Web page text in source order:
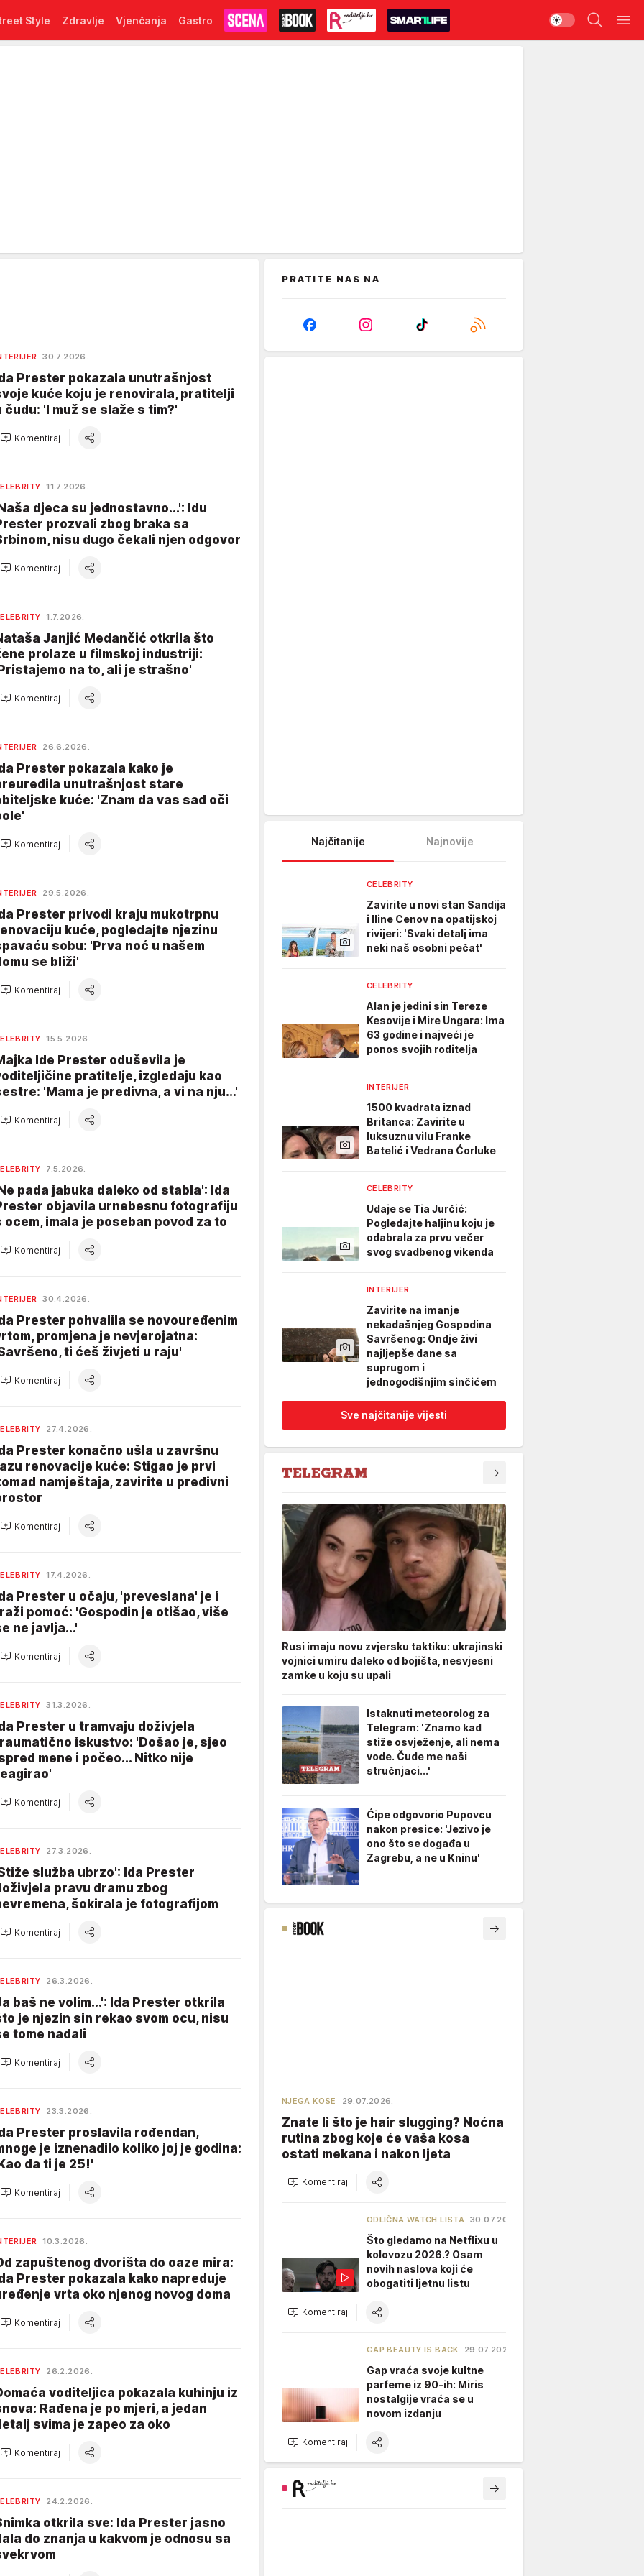
Style Zdravlje Vjenčanja Gastro
30.7.2026.
Prester pokazala unutrašnjost
kuće koju je renovirala, pratitelji
čudu: 'I muž se slaže s tim?'
Komentiraj
11.7.2026.
djeca su jednostavno...': Idu
prozvali zbog braka sa
nisu dugo čekali njen odgovor
Komentiraj
1.7.2026.
Janjić Medančić otkrila što
prolaze u filmskoj industriji:
na to, ali je strašno'
Komentiraj
26.6.2026.
Prester pokazala kako je
unutrašnjost stare
kuće: 'Znam da vas sad oči
Komentiraj
29.5.2026.
Prester privodi kraju mukotrpnu
kuće, pogledajte njezinu
sobu: 'Prva noć u našem
se bliži'
Komentiraj
15.5.2026.
Ide Prester oduševila je
pratitelje, izgledaju kao
'Mama je predivna, a vi na nju...'
Komentiraj
7.5.2026.
pada jabuka daleko od stabla': Ida
objavila urnebesnu fotografiju
ocem, imala je poseban povod za to
Komentiraj
30.4.2026.
Prester pohvalila se novouređenim
promjena je nevjerojatna:
ti ćeš živjeti u raju'
Komentiraj
27.4.2026.
Prester konačno ušla u završnu
renovacije kuće: Stigao je prvi
namještaja, zavirite u predivni
Komentiraj
17.4.2026.
Prester u očaju, 'preveslana' je i
pomoć: 'Gospodin je otišao, više
ne javlja...'
Komentiraj
31.3.2026.
Prester u tramvaju doživjela
iskustvo: 'Došao je, sjeo
mene i počeo... Nitko nije
Komentiraj
27.3.2026.
služba ubrzo': Ida Prester
pravu dramu zbog
šokirala je fotografijom
Komentiraj
26.3.2026.
baš ne volim...': Ida Prester otkrila
je njezin sin rekao svom ocu, nisu
tome nadali
Komentiraj
23.3.2026.
Prester proslavila rođendan,
je iznenadilo koliko joj je godina:
da ti je 25!'
Komentiraj
10.3.2026.
zapuštenog dvorišta do oaze mira:
Prester pokazala kako napreduje
vrta oko njenog novog doma
Komentiraj
26.2.2026.
voditeljica pokazala kuhinju iz
Rađena je po mjeri, a jedan
svima je zapeo za oko
Komentiraj
24.2.2026.
otkrila sve: Ida Prester jasno
do znanja u kakvom je odnosu sa
PRATITE NAS NA
Najčitanije Najnovije
CELEBRITY
Zavirite u novi stan Sandija
i Iline Cenov na opatijskoj
rivijeri: 'Svaki detalj ima
neki naš osobni pečat'
CELEBRITY
Alan je jedini sin Tereze
Kesovije i Mire Ungara: Ima
63 godine i najveći je
ponos svojih roditelja
INTERIJER
1500 kvadrata iznad
Britanca: Zavirite u
luksuznu vilu Franke
Batelić i Vedrana Ćorluke
CELEBRITY
Udaje se Tia Jurčić:
Pogledajte haljinu koju je
odabrala za prvu večer
svog svadbenog vikenda
INTERIJER
Zavirite na imanje
nekadašnjeg Gospodina
Savršenog: Ondje živi
najljepše dane sa
suprugom i
jednogodišnjim sinčićem
Sve najčitanije vijesti
Rusi imaju novu zvjersku taktiku: ukrajinski
vojnici umiru daleko od bojišta, nesvjesni
zamke u koju su upali
Istaknuti meteorolog za
Telegram: 'Znamo kad
stiže osvježenje, ali nema
vode. Čude me naši
stručnjaci...'
Ćipe odgovorio Pupovcu
nakon presice: 'Jezivo je
ono što se događa u
Zagrebu, a ne u Kninu'
NJEGA KOSE 29.07.2026.
Znate li što je hair slugging? Noćna
rutina zbog koje će vaša kosa
ostati mekana i nakon ljeta
Komentiraj
ODLIČNA WATCH LISTA 30.07.2026.
Što gledamo na Netflixu u
kolovozu 2026.? Osam
novih naslova koji će
obogatiti ljetnu listu
Komentiraj
GAP BEAUTY IS BACK 29.07.2026.
Gap vraća svoje kultne
parfeme iz 90-ih: Miris
nostalgije vraća se u
novom izdanju
Komentiraj